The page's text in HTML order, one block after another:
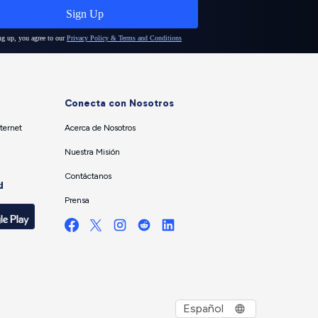
Conecta con Nosotros
Acerca de Nosotros
Nuestra Misión
Contáctanos
Prensa